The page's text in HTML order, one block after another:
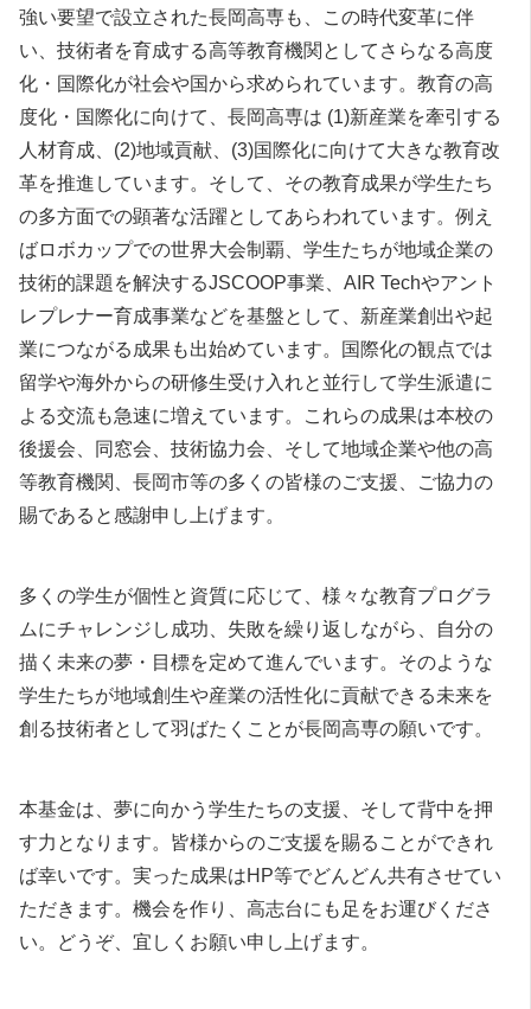
強い要望で設立された長岡高専も、この時代変革に伴
い、技術者を育成する高等教育機関としてさらなる高度
化・国際化が社会や国から求められています。教育の高
度化・国際化に向けて、長岡高専は (1)新産業を牽引する
人材育成、(2)地域貢献、(3)国際化に向けて大きな教育改
革を推進しています。そして、その教育成果が学生たち
の多方面での顕著な活躍としてあらわれています。例え
ばロボカップでの世界大会制覇、学生たちが地域企業の
技術的課題を解決するJSCOOP事業、AIR Techやアント
レプレナー育成事業などを基盤として、新産業創出や起
業につながる成果も出始めています。国際化の観点では
留学や海外からの研修生受け入れと並行して学生派遣に
よる交流も急速に増えています。これらの成果は本校の
後援会、同窓会、技術協力会、そして地域企業や他の高
等教育機関、長岡市等の多くの皆様のご支援、ご協力の
賜であると感謝申し上げます。
多くの学生が個性と資質に応じて、様々な教育プログラ
ムにチャレンジし成功、失敗を繰り返しながら、自分の
描く未来の夢・目標を定めて進んでいます。そのような
学生たちが地域創生や産業の活性化に貢献できる未来を
創る技術者として羽ばたくことが長岡高専の願いです。
本基金は、夢に向かう学生たちの支援、そして背中を押
す力となります。皆様からのご支援を賜ることができれ
ば幸いです。実った成果はHP等でどんどん共有させてい
ただきます。機会を作り、高志台にも足をお運びくださ
い。どうぞ、宜しくお願い申し上げます。